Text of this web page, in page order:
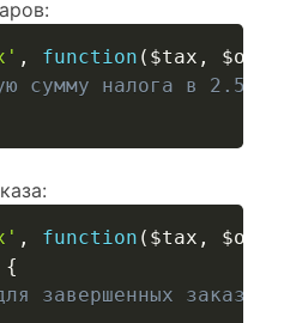
, function ( $tax , $order
сумму налога в 2.50
, function ( $tax , $order
{
завершенных заказов